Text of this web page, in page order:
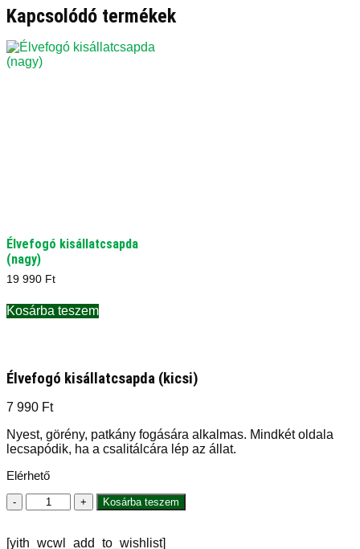
Kapcsolódó termékek
Élvefogó kisállatcsapda
(nagy)
19 990 Ft
Kosárba teszem
Élvefogó kisállatcsapda (kicsi)
7 990 Ft
Nyest, görény, patkány fogására alkalmas. Mindkét oldala
lecsapódik, ha a csalitálcára lép az állat.
Elérhető
-
Élvefogó
kisállatcsapda
mennyiség
+ Kosárba teszem
[yith_wcwl_add_to_wishlist]